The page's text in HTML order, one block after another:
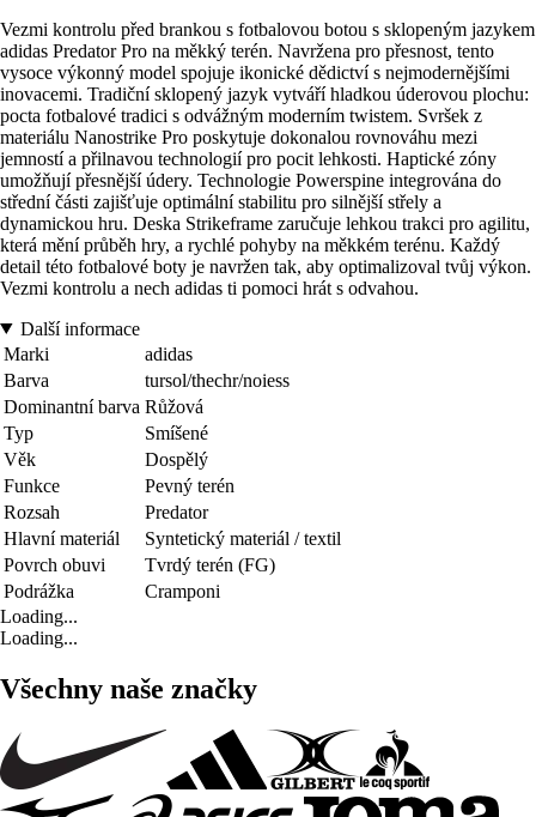
Vezmi kontrolu před brankou s fotbalovou botou s sklopeným jazykem
adidas Predator Pro na měkký terén. Navržena pro přesnost, tento
vysoce výkonný model spojuje ikonické dědictví s nejmodernějšími
inovacemi. Tradiční sklopený jazyk vytváří hladkou úderovou plochu:
pocta fotbalové tradici s odvážným moderním twistem. Svršek z
materiálu Nanostrike Pro poskytuje dokonalou rovnováhu mezi
jemností a přilnavou technologií pro pocit lehkosti. Haptické zóny
umožňují přesnější údery. Technologie Powerspine integrována do
střední části zajišťuje optimální stabilitu pro silnější střely a
dynamickou hru. Deska Strikeframe zaručuje lehkou trakci pro agilitu,
která mění průběh hry, a rychlé pohyby na měkkém terénu. Každý
detail této fotbalové boty je navržen tak, aby optimalizoval tvůj výkon.
Vezmi kontrolu a nech adidas ti pomoci hrát s odvahou.
Další informace
Marki
adidas
Barva
tursol/thechr/noiess
Dominantní barva Růžová
Typ
Smíšené
Věk
Dospělý
Funkce
Pevný terén
Rozsah
Predator
Hlavní materiál
Syntetický materiál / textil
Povrch obuvi
Tvrdý terén (FG)
Podrážka
Cramponi
Loading...
Loading...
Všechny naše značky